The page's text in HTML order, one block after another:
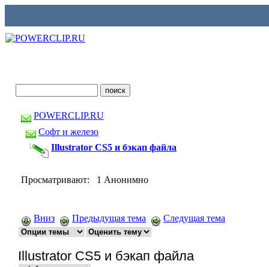
POWERCLIP.RU
Софт и железо
Illustrator CS5 и бэкап файла
Просматривают: 1 Анонимно
Вниз Предыдущая тема Следущая тема
Illustrator CS5 и бэкап файла